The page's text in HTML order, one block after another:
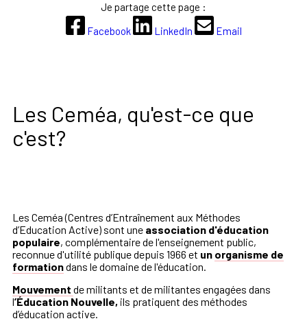
Les Ceméa, qu'est-ce que
c'est?
Les Ceméa (Centres d’Entraînement aux Méthodes
d’Education Active) sont une association d'éducation
populaire, complémentaire de l'enseignement public,
reconnue d'utilité publique depuis 1966 et un organisme de
formationdans le domaine de l'éducation.
Mouvement de militants et de militantes engagées dans
l’Éducation Nouvelle, ils pratiquent des méthodes
d’éducation active.
Je partage cette page :
Facebook
LinkedIn Email